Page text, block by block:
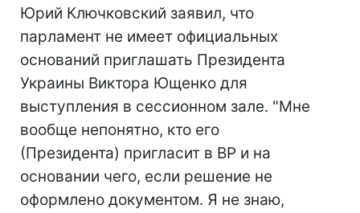
Юрий Ключковский заявил, что
парламент не имеет официальных
оснований приглашать Президента
Украины Виктора Ющенко для
выступления в сессионном зале. "Мне
вообще непонятно, кто его
(Президента) пригласит в ВР и на
основании чего, если решение не
оформлено документом. Я не знаю,